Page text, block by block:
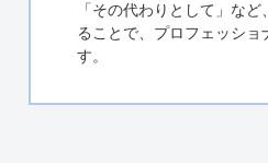
「その代わりとして」な
ることで、プロフェッショ
す。